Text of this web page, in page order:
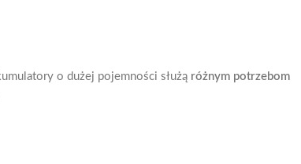
o dużej pojemności służą różnym potrzebom